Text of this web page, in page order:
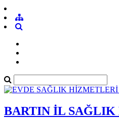
BARTIN İL SAĞLIK